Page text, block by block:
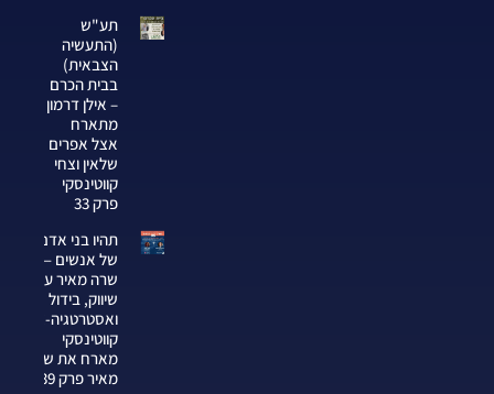
תע"ש
(התעשיה
הצבאית)
בבית הכרם
– אילן דרמון
מתארח
אצל אפרים
שלאין וצחי
קווטינסקי
פרק 33
תהיו בני אדם
של אנשים —
שרה מאיר על
שיווק, בידול
ואסטרטגיה-צחי
קווטינסקי
מארח את שרה
מאיר פרק 339